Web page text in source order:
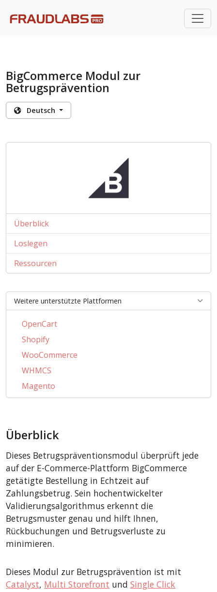
BigCommerce Modul zur
Betrugsprävention
Deutsch
Überblick
Loslegen
Ressourcen
Weitere unterstützte Plattformen
OpenCart
Shopify
WooCommerce
WHMCS
Magento
PrestaShop
CSCart
LiteCart
ZenCart
PinnacleCart
FoxyCart
Easy Digital Downloads
nopCommerce
WISECP
ThirtyBees
Überblick
Dieses Betrugspräventionsmodul überprüft jede
auf der E-Commerce-Plattform BigCommerce
getätigte Bestellung in Echtzeit auf
Zahlungsbetrug. Sein hochentwickelter
Validierungsalgorithmus erkennt die
Betrugsmuster genau und hilft Ihnen,
Rückbuchungen und Betrugsverluste zu
minimieren.
Dieses Modul zur Betrugsprävention ist mit
Catalyst, Multi Storefront und Single Click